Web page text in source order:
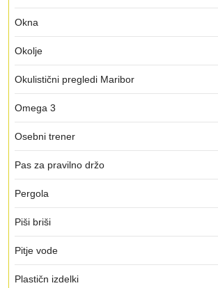
Okna
Okolje
Okulistični pregledi Maribor
Omega 3
Osebni trener
Pas za pravilno držo
Pergola
Piši briši
Pitje vode
Plastičn izdelki